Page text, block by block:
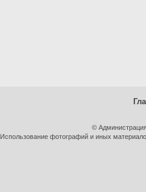
©
Использование фотографий и иных